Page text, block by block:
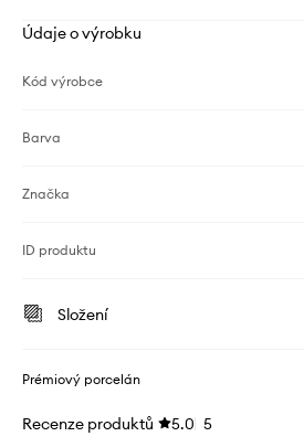
Údaje o výrobku
Kód výrobce
Barva
Značka
ID produktu
Složení
Prémiový porcelán
Recenze produktů 5.0 5